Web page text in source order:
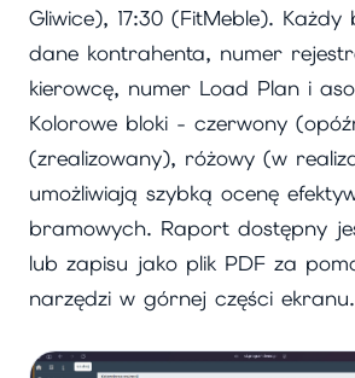
Gliwice), 17:30 (FitMeble). Każdy
dane kontrahenta, numer
kierowcę, numer Load Plan i
Kolorowe bloki - czerwony
(zrealizowany), różowy (w
umożliwiają szybką ocenę
bramowych. Raport dostępny
lub zapisu jako plik PDF za
narzędzi w górnej części ekranu.